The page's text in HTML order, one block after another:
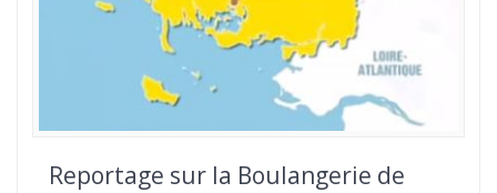
Reportage sur la Boulangerie de